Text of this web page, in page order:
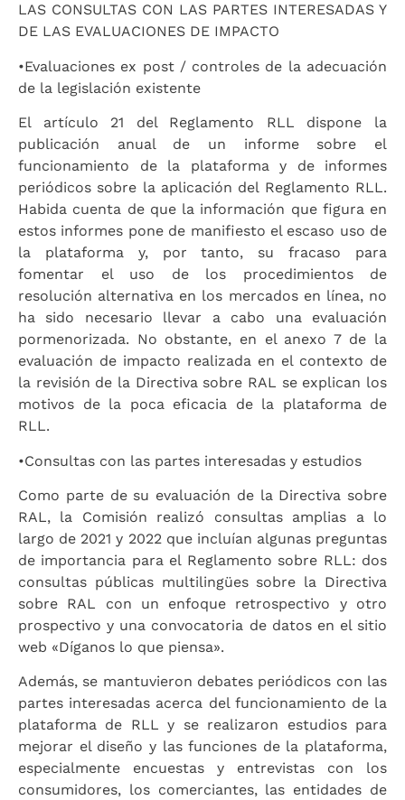
LAS CONSULTAS CON LAS PARTES INTERESADAS Y
DE LAS EVALUACIONES DE IMPACTO
•Evaluaciones ex post / controles de la adecuación
de la legislación existente
El artículo 21 del Reglamento RLL dispone la
publicación anual de un informe sobre el
funcionamiento de la plataforma y de informes
periódicos sobre la aplicación del Reglamento RLL.
Habida cuenta de que la información que figura en
estos informes pone de manifiesto el escaso uso de
la plataforma y, por tanto, su fracaso para
fomentar el uso de los procedimientos de
resolución alternativa en los mercados en línea, no
ha sido necesario llevar a cabo una evaluación
pormenorizada. No obstante, en el anexo 7 de la
evaluación de impacto realizada en el contexto de
la revisión de la Directiva sobre RAL se explican los
motivos de la poca eficacia de la plataforma de
RLL.
•Consultas con las partes interesadas y estudios
Como parte de su evaluación de la Directiva sobre
RAL, la Comisión realizó consultas amplias a lo
largo de 2021 y 2022 que incluían algunas preguntas
de importancia para el Reglamento sobre RLL: dos
consultas públicas multilingües sobre la Directiva
sobre RAL con un enfoque retrospectivo y otro
prospectivo y una convocatoria de datos en el sitio
web «Díganos lo que piensa».
Además, se mantuvieron debates periódicos con las
partes interesadas acerca del funcionamiento de la
plataforma de RLL y se realizaron estudios para
mejorar el diseño y las funciones de la plataforma,
especialmente encuestas y entrevistas con los
consumidores, los comerciantes, las entidades de